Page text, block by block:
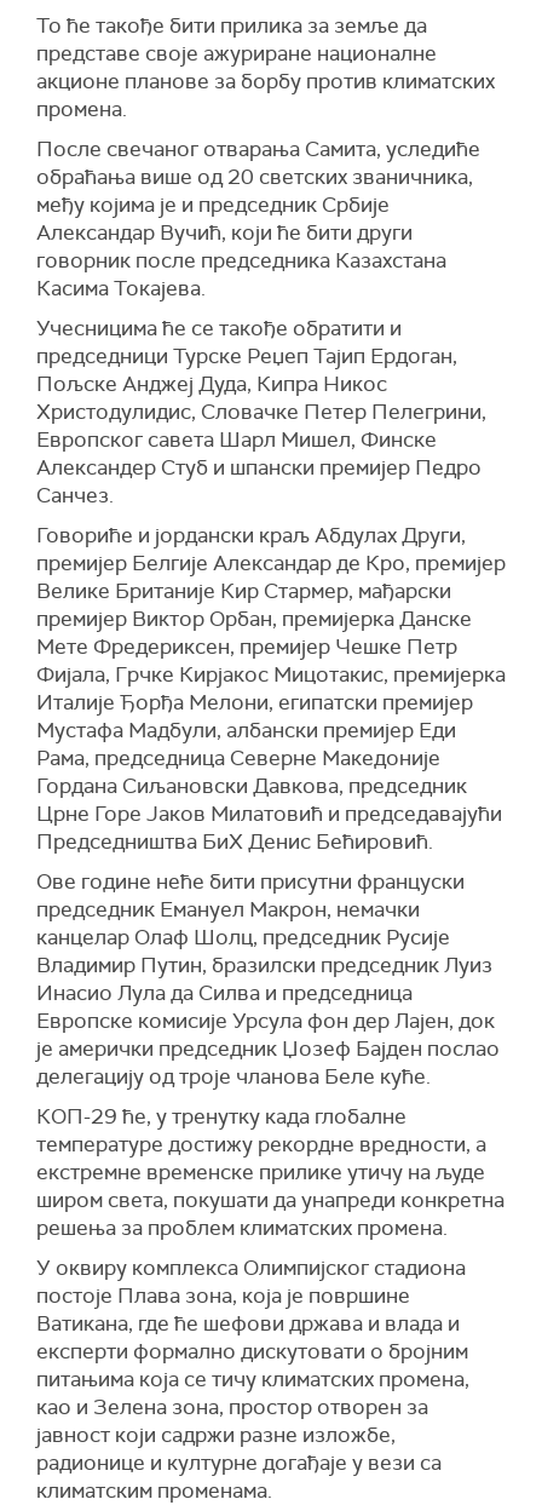
То ће такође бити прилика за земље да
представе своје ажуриране националне
акционе планове за борбу против климатских
промена.
После свечаног отварања Самита, уследиће
обраћања више од 20 светских званичника,
међу којима је и председник Србије
Александар Вучић, који ће бити други
говорник после председника Казахстана
Касима Токајева.
Учесницима ће се такође обратити и
председници Турске Реџеп Тајип Ердоган,
Пољске Анджеј Дуда, Кипра Никос
Христодулидис, Словачке Петер Пелегрини,
Европског савета Шарл Мишел, Финске
Александер Стуб и шпански премијер Педро
Санчез.
Говориће и јордански краљ Абдулах Други,
премијер Белгије Александар де Кро, премијер
Велике Британије Кир Стармер, мађарски
премијер Виктор Орбан, премијерка Данске
Мете Фредериксен, премијер Чешке Петр
Фијала, Грчке Кирјакос Мицотакис, премијерка
Италије Ђорђа Мелони, египатски премијер
Мустафа Мадбули, албански премијер Еди
Рама, председница Северне Македоније
Гордана Сиљановски Давкова, председник
Црне Горе Јаков Милатовић и председавајући
Председништва БиХ Денис Бећировић.
Ове године неће бити присутни француски
председник Емануел Макрон, немачки
канцелар Олаф Шолц, председник Русије
Владимир Путин, бразилски председник Луиз
Инасио Лула да Силва и председница
Европске комисије Урсула фон дер Лајен, док
је амерички председник Џозеф Бајден послао
делегацију од троје чланова Беле куће.
КОП-29 ће, у тренутку када глобалне
температуре достижу рекордне вредности, а
екстремне временске прилике утичу на људе
широм света, покушати да унапреди конкретна
решења за проблем климатских промена.
У оквиру комплекса Олимпијског стадиона
постоје Плава зона, која је површине
Ватикана, где ће шефови држава и влада и
експерти формално дискутовати о бројним
питањима која се тичу климатских промена,
као и Зелена зона, простор отворен за
јавност који садржи разне изложбе,
радионице и културне догађаје у вези са
климатским променама.